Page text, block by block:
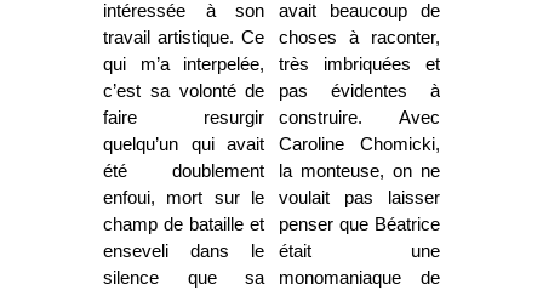
intéressée à son
travail artistique. Ce
qui m’a interpelée,
c’est sa volonté de
faire resurgir
quelqu’un qui avait
été doublement
enfoui, mort sur le
champ de bataille et
enseveli dans le
silence que sa
avait beaucoup de
choses à raconter,
très imbriquées et
pas évidentes à
construire. Avec
Caroline Chomicki,
la monteuse, on ne
voulait pas laisser
penser que Béatrice
était une
monomaniaque de